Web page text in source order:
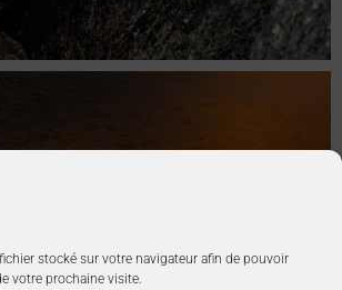
stocké sur votre navigateur afin de pouvoir
votre prochaine visite.